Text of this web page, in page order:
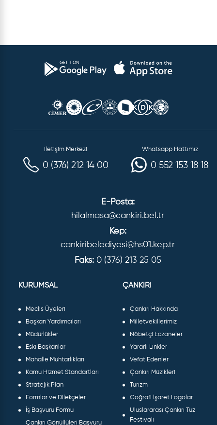
İletişim Merkezi
0 (376) 212 14 00
Whatsapp Hattımız
0 552 153 18 18
E-Posta:
hilalmasa@cankiri.bel.tr
Kep:
cankiribelediyesi@hs01.kep.tr
Faks: 0 (376) 213 25 05
KURUMSAL
Meclis Üyeleri
Başkan Yardımcıları
Müdürlükler
Eski Başkanlar
Mahalle Muhtarlıkları
Kamu Hizmet Standartları
Stratejik Plan
Formlar ve Dilekçeler
İş Başvuru Formu
Çankırı Gönüllüleri Başvuru
ÇANKIRI
Çankırı Hakkında
Milletvekillerimiz
Nöbetçi Eczaneler
Yararlı Linkler
Vefat Edenler
Çankırı Müzikleri
Turizm
Coğrafi İşaret Logolar
Uluslararası Çankırı Tuz
Festivali